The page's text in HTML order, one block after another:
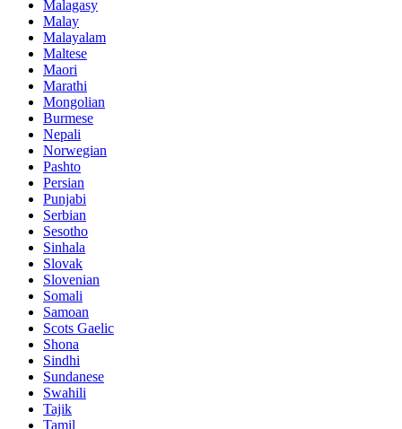
Malagasy
Malay
Malayalam
Maltese
Maori
Marathi
Mongolian
Burmese
Nepali
Norwegian
Pashto
Persian
Punjabi
Serbian
Sesotho
Sinhala
Slovak
Slovenian
Somali
Samoan
Scots Gaelic
Shona
Sindhi
Sundanese
Swahili
Tajik
Tamil